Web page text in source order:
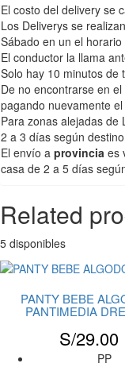
El costo del delivery se
Los Deliverys se
Sábado en un el
El conductor la llama
Solo hay 10 minutos de
De no encontrarse en
pagando nuevamente
Para zonas alejadas
2 a 3 días según
El envío a provincia es
casa de 2 a 5 días
Related
5 disponibles
PANTY BEBE
PANTIMEDIA
S/29.00
PP